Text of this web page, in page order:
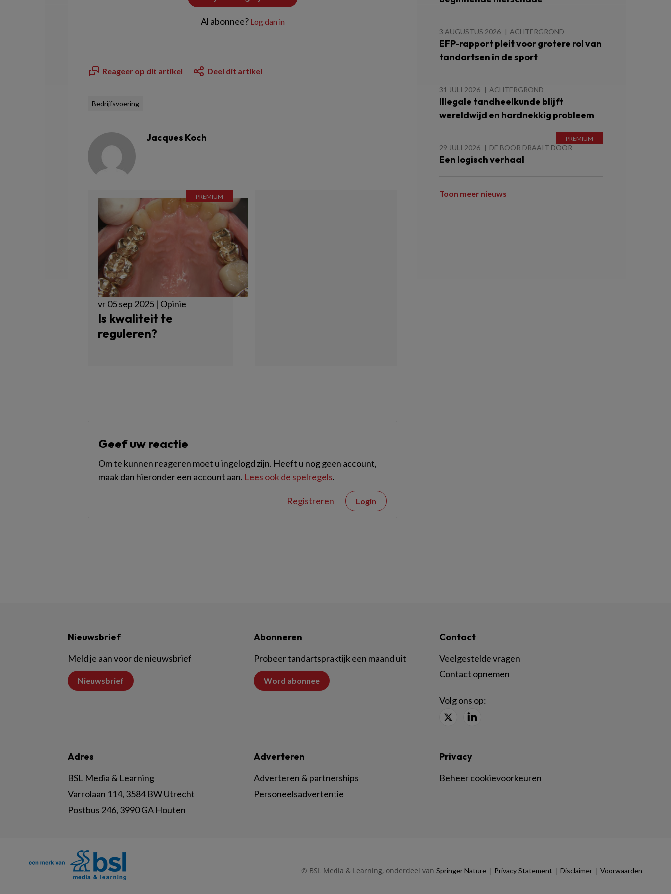
Al abonnee? Log dan in
Reageer op dit artikel Deel dit artikel
Bedrijfsvoering
Jacques Koch
vr 05 sep 2025 | Opinie
Is kwaliteit te
reguleren?
Geef uw reactie
Om te kunnen reageren moet u ingelogd zijn. Heeft u nog geen account,
maak dan hieronder een account aan. Lees ook de spelregels.
Registreren Login
3 AUGUSTUS 2026 ACHTERGROND
EFP-rapport pleit voor grotere rol van
tandartsen in de sport
31 JULI 2026 ACHTERGROND
Illegale tandheelkunde blijft
wereldwijd en hardnekkig probleem
29 JULI 2026 DE BOOR DRAAIT DOOR
Een logisch verhaal
Toon meer nieuws
Nieuwsbrief
Meld je aan voor de nieuwsbrief
Nieuwsbrief
Abonneren
Probeer tandartspraktijk een maand uit
Word abonnee
Contact
Veelgestelde vragen
Contact opnemen
Volg ons op:
Adres
BSL Media & Learning
Varrolaan 114, 3584 BW Utrecht
Postbus 246, 3990 GA Houten
Adverteren
Adverteren & partnerships
Personeelsadvertentie
Privacy
Beheer cookievoorkeuren
© BSL Media & Learning, onderdeel van Springer Nature | Privacy Statement | Disclaimer | Voorwaarden